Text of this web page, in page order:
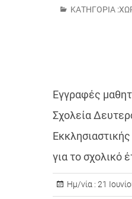
ΚΑΤΗΓΟΡΊΑ :
Εγγραφές
Σχολεία
για το σχολικό
Ημ/νία : 21